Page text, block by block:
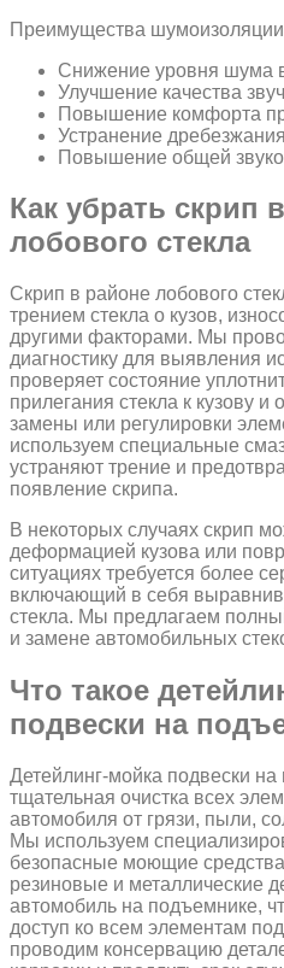
Преимущества шумоизоляции
Снижение уровня шума
Улучшение качества
Повышение комфорта
Устранение
Повышение общей
Как убрать скрип
лобового стекла
Скрип в районе лобового
трением стекла о кузов,
другими факторами. Мы
диагностику для выявления
проверяет состояние
прилегания стекла к кузову и
замены или регулировки
используем специальные
устраняют трение и
появление скрипа.
В некоторых случаях скрип
деформацией кузова или
ситуациях требуется более
включающий в себя
стекла. Мы предлагаем
и замене автомобильных
Что такое
подвески на
Детейлинг-мойка подвески
тщательная очистка всех
автомобиля от грязи, пыли,
Мы используем
безопасные моющие
резиновые и металлические
автомобиль на подъемнике,
доступ ко всем элементам
проводим консервацию